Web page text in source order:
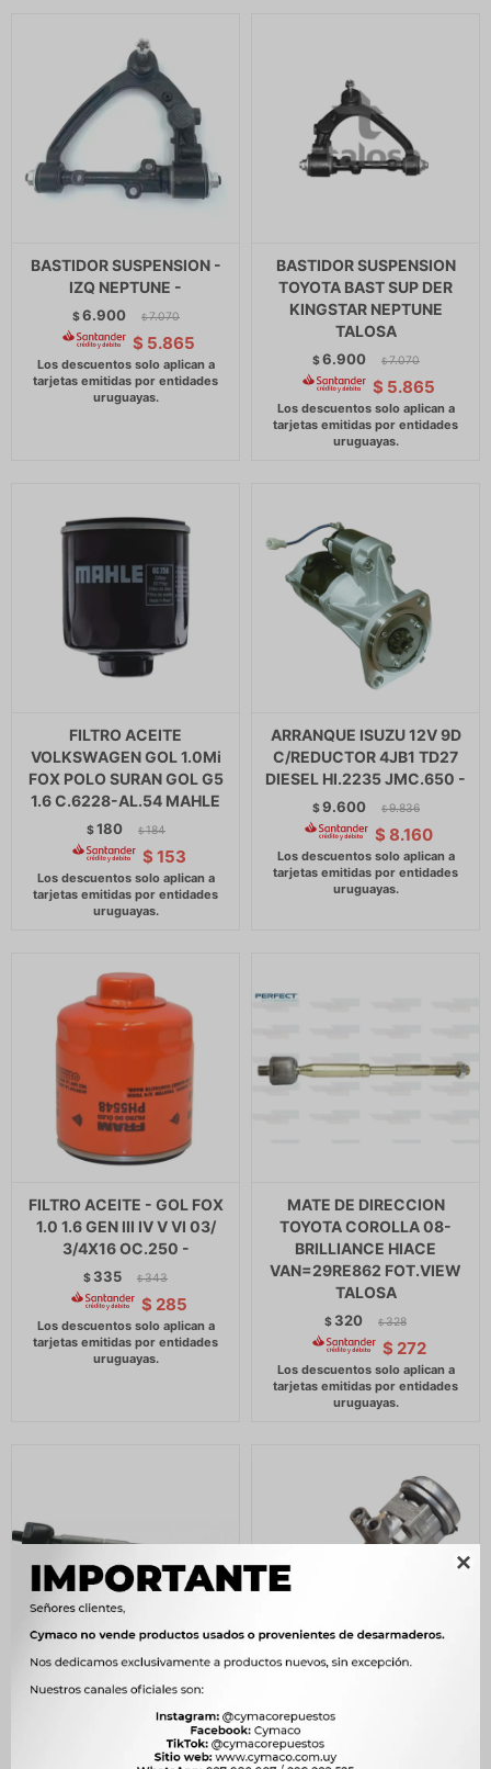

BASTIDOR SUSPENSION -
IZQ NEPTUNE -
$6.900 $ 7.070
$ 5.865
BASTIDOR SUSPENSION
TOYOTA BAST SUP DER
KINGSTAR NEPTUNE
TALOSA
$6.900 $ 7.070
$ 5.865
FILTRO ACEITE
VOLKSWAGEN GOL 1.0Mi
FOX POLO SURAN GOL G5
1.6 C.6228-AL.54 MAHLE
$180 $ 184
$ 153
ARRANQUE ISUZU 12V 9D
C/REDUCTOR 4JB1 TD27
DIESEL HI.2235 JMC.650 -
$9.600 $ 9.836
$ 8.160
FILTRO ACEITE - GOL FOX
1.0 1.6 GEN III IV V VI 03/
3/4X16 OC.250 -
$ 335 $ 343
$ 285
MATE DE DIRECCION
TOYOTA COROLLA 08-
BRILLIANCE HIACE
VAN=29RE862 FOT.VIEW
TALOSA
$ 320 $ 328
$ 272
MATE DE DIRECCION
TOYOTA HIACE 95/-
KINGSTAR MINIBUS/FOTON
VIEW -
1043 1062 ISUZU NKR NPR
N900 2.8 D 4JB1 30MM